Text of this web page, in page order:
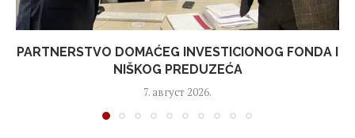
PARTNERSTVO DOMAĆEG INVESTICIONOG FONDA I
NIŠKOG PREDUZEĆA
7. август 2026.